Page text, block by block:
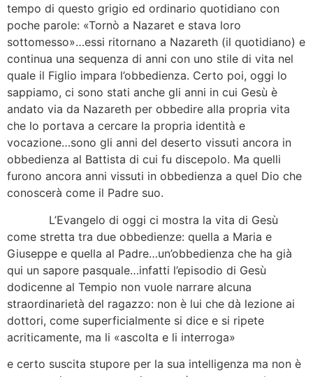
tempo di questo grigio ed ordinario quotidiano con
poche parole: «Tornò a Nazaret e stava loro
sottomesso»…essi ritornano a Nazareth (il quotidiano) e
continua una sequenza di anni con uno stile di vita nel
quale il Figlio impara l’obbedienza. Certo poi, oggi lo
sappiamo, ci sono stati anche gli anni in cui Gesù è
andato via da Nazareth per obbedire alla propria vita
che lo portava a cercare la propria identità e
vocazione…sono gli anni del deserto vissuti ancora in
obbedienza al Battista di cui fu discepolo. Ma quelli
furono ancora anni vissuti in obbedienza a quel Dio che
conoscerà come il Padre suo.
L’Evangelo di oggi ci mostra la vita di Gesù
come stretta tra due obbedienze: quella a Maria e
Giuseppe e quella al Padre…un’obbedienza che ha già
qui un sapore pasquale…infatti l’episodio di Gesù
dodicenne al Tempio non vuole narrare alcuna
straordinarietà del ragazzo: non è lui che dà lezione ai
dottori, come superficialmente si dice e si ripete
acriticamente, ma li «ascolta e li interroga»
e certo suscita stupore per la sua intelligenza ma non è